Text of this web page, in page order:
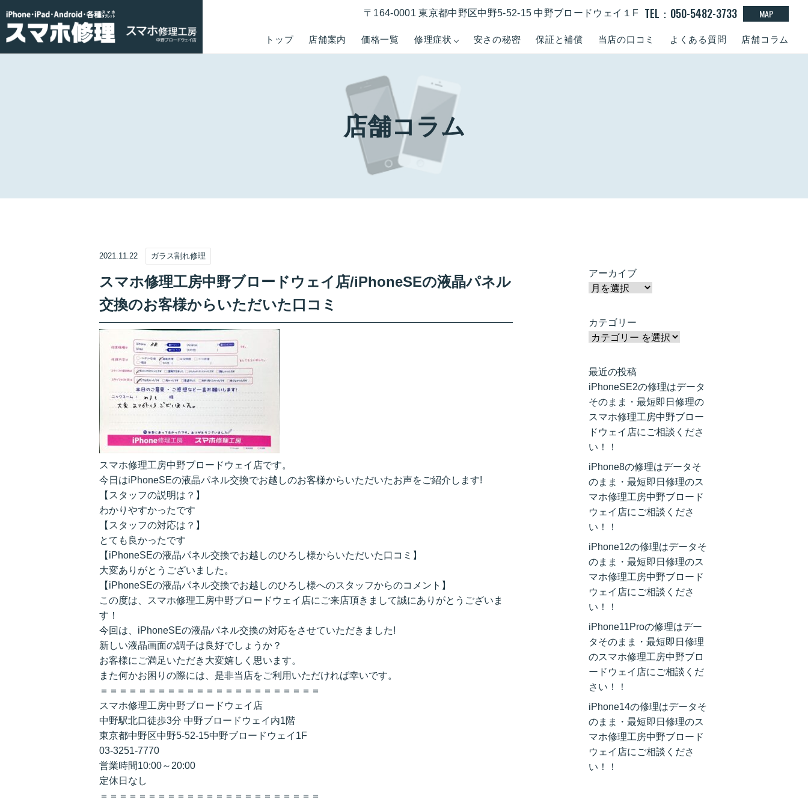
トップ 店舗案内 価格一覧 修理症状 安さの秘密 保証と補償 当店の口コミ よくある質問 店舗コラム
〒164-0001 東京都中野区中野5-52-15 中野ブロードウェイ１F TEL：050-5482-3733 MAP
店舗コラム
2021.11.22 ガラス割れ修理
スマホ修理工房中野ブロードウェイ店/iPhoneSEの液晶パネル
交換のお客様からいただいた口コミ
スマホ修理工房中野ブロードウェイ店です。
今日はiPhoneSEの液晶パネル交換でお越しのお客様からいただいたお声をご紹介します!
【スタッフの説明は？】
わかりやすかったです
【スタッフの対応は？】
とても良かったです
【iPhoneSEの液晶パネル交換でお越しのひろし様からいただいた口コミ】
大変ありがとうございました。
【iPhoneSEの液晶パネル交換でお越しのひろし様へのスタッフからのコメント】
この度は、スマホ修理工房中野ブロードウェイ店にご来店頂きまして誠にありがとうございま
す！
今回は、iPhoneSEの液晶パネル交換の対応をさせていただきました!
新しい液晶画面の調子は良好でしょうか？
お客様にご満足いただき大変嬉しく思います。
また何かお困りの際には、是非当店をご利用いただければ幸いです。
＝＝＝＝＝＝＝＝＝＝＝＝＝＝＝＝＝＝＝＝＝＝＝
スマホ修理工房中野ブロードウェイ店
中野駅北口徒歩3分 中野ブロードウェイ内1階
東京都中野区中野5-52-15中野ブロードウェイ1F
03-3251-7770
営業時間10:00～20:00
定休日なし
＝＝＝＝＝＝＝＝＝＝＝＝＝＝＝＝＝＝＝＝＝＝＝
アーカイブ
カテゴリー
最近の投稿
iPhoneSE2の修理はデータ
そのまま・最短即日修理の
スマホ修理工房中野ブロー
ドウェイ店にご相談くださ
い！！
iPhone8の修理はデータそ
のまま・最短即日修理のス
マホ修理工房中野ブロード
ウェイ店にご相談くださ
い！！
iPhone12の修理はデータそ
のまま・最短即日修理のス
マホ修理工房中野ブロード
ウェイ店にご相談くださ
い！！
iPhone11Proの修理はデー
タそのまま・最短即日修理
のスマホ修理工房中野ブロ
ードウェイ店にご相談くだ
さい！！
iPhone14の修理はデータそ
のまま・最短即日修理のス
マホ修理工房中野ブロード
ウェイ店にご相談くださ
い！！